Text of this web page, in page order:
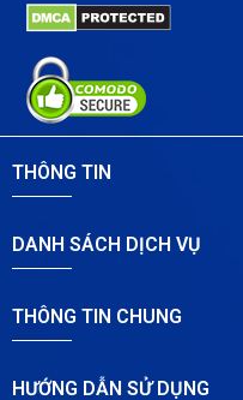
THÔNG TIN
DANH SÁCH DỊCH VỤ
THÔNG TIN CHUNG
HƯỚNG DẪN SỬ DỤNG